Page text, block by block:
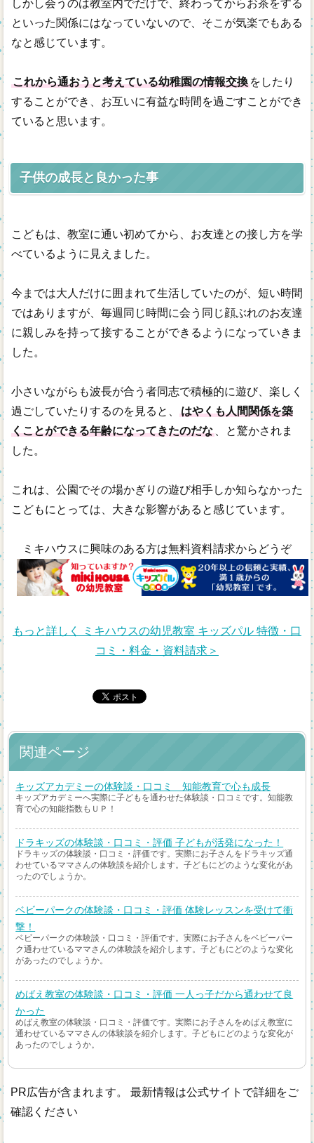
しかし会うのは教室内でだけで、終わってからお茶をする
といった関係にはなっていないので、そこが気楽でもある
なと感じています。
これから通おうと考えている幼稚園の情報交換をしたり
することができ、お互いに有益な時間を過ごすことができ
ていると思います。
子供の成長と良かった事
こどもは、教室に通い初めてから、お友達との接し方を学
べているように見えました。
今までは大人だけに囲まれて生活していたのが、短い時間
ではありますが、毎週同じ時間に会う同じ顔ぶれのお友達
に親しみを持って接することができるようになっていきま
した。
小さいながらも波長が合う者同志で積極的に遊び、楽しく
過ごしていたりするのを見ると、
はやくも人間関係を築
くことができる年齢になってきたのだな、と驚かされま
した。
これは、公園でその場かぎりの遊び相手しか知らなかった
こどもにとっては、大きな影響があると感じています。
ミキハウスに興味のある方は無料資料請求からどうぞ
もっと詳しく ミキハウスの幼児教室 キッズパル 特徴・口
コミ・料金・資料請求＞
関連ページ
キッズアカデミーの体験談・口コミ 知能教育で心も成長
キッズアカデミーへ実際に子どもを通わせた体験談・口コミです。知能教
育で心の知能指数もＵＰ！
ドラキッズの体験談・口コミ・評価 子どもが活発になった！
ドラキッズの体験談・口コミ・評価です。実際にお子さんをドラキッズ通
わせているママさんの体験談を紹介します。子どもにどのような変化があ
ったのでしょうか。
ベビーパークの体験談・口コミ・評価 体験レッスンを受けて衝
撃！
ベビーパークの体験談・口コミ・評価です。実際にお子さんをベビーパー
ク通わせているママさんの体験談を紹介します。子どもにどのような変化
があったのでしょうか。
めばえ教室の体験談・口コミ・評価 一人っ子だから通わせて良
かった
めばえ教室の体験談・口コミ・評価です。実際にお子さんをめばえ教室に
通わせているママさんの体験談を紹介します。子どもにどのような変化が
あったのでしょうか。
PR広告が含まれます。 最新情報は公式サイトで詳細をご
確認ください